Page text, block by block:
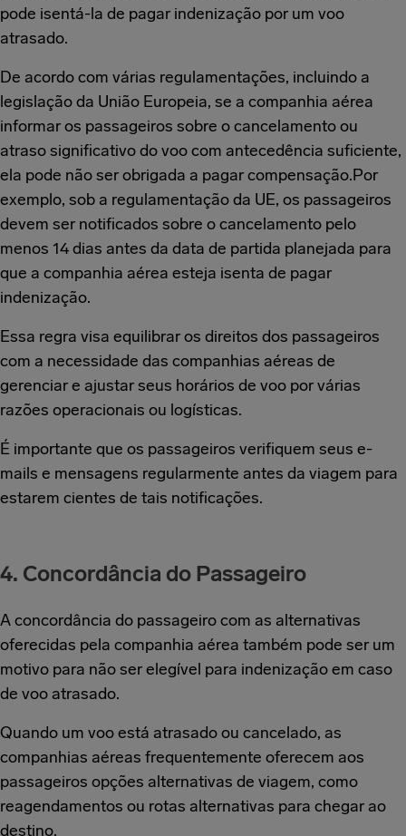
pode isentá-la de pagar indenização por um voo
atrasado.
De acordo com várias regulamentações, incluindo a
legislação da União Europeia, se a companhia aérea
informar os passageiros sobre o cancelamento ou
atraso significativo do voo com antecedência suficiente,
ela pode não ser obrigada a pagar compensação.Por
exemplo, sob a regulamentação da UE, os passageiros
devem ser notificados sobre o cancelamento pelo
menos 14 dias antes da data de partida planejada para
que a companhia aérea esteja isenta de pagar
indenização.
Essa regra visa equilibrar os direitos dos passageiros
com a necessidade das companhias aéreas de
gerenciar e ajustar seus horários de voo por várias
razões operacionais ou logísticas.
É importante que os passageiros verifiquem seus e-
mails e mensagens regularmente antes da viagem para
estarem cientes de tais notificações.
4. Concordância do Passageiro
A concordância do passageiro com as alternativas
oferecidas pela companhia aérea também pode ser um
motivo para não ser elegível para indenização em caso
de voo atrasado.
Quando um voo está atrasado ou cancelado, as
companhias aéreas frequentemente oferecem aos
passageiros opções alternativas de viagem, como
reagendamentos ou rotas alternativas para chegar ao
destino.